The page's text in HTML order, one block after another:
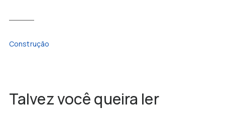
Construção
Talvez você queira ler